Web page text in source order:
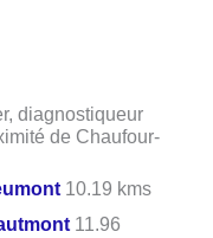
diagnostiqueur
de Chaufour-
10.19 kms
11.96